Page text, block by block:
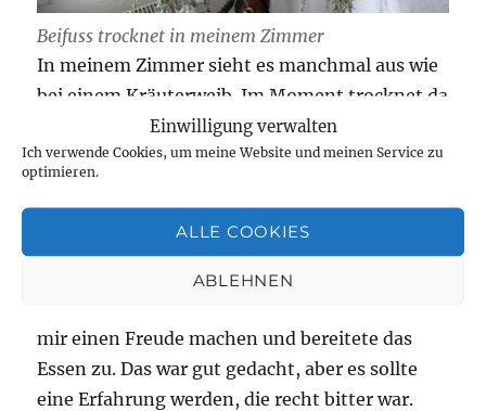
Einwilligung verwalten
Ich verwende Cookies, um meine Website und meinen Service zu
optimieren.
ALLE COOKIES
ABLEHNEN
Beifuss trocknet in meinem Zimmer
In meinem Zimmer sieht es manchmal aus wie
bei einem Kräuterweib. Im Moment trocknet da
so allerlei, wie zum Beispiel Schafgarbe,
Spitzwegerich und auchBeifuß. (Wer mehr
Pfannenblech, wenn Fleisch in der Röhre garen
mir einen Freude machen und bereitete das
Essen zu. Das war gut gedacht, aber es sollte
eine Erfahrung werden, die recht bitter war.